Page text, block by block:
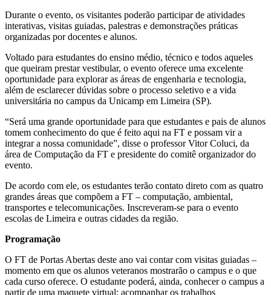
Durante o evento, os visitantes poderão participar de atividades
interativas, visitas guiadas, palestras e demonstrações práticas
organizadas por docentes e alunos.
Voltado para estudantes do ensino médio, técnico e todos aqueles
que queiram prestar vestibular, o evento oferece uma excelente
oportunidade para explorar as áreas de engenharia e tecnologia,
além de esclarecer dúvidas sobre o processo seletivo e a vida
universitária no campus da Unicamp em Limeira (SP).
“Será uma grande oportunidade para que estudantes e pais de alunos
tomem conhecimento do que é feito aqui na FT e possam vir a
integrar a nossa comunidade”, disse o professor Vitor Coluci, da
área de Computação da FT e presidente do comitê organizador do
evento.
De acordo com ele, os estudantes terão contato direto com as quatro
grandes áreas que compõem a FT – computação, ambiental,
transportes e telecomunicações. Inscreveram-se para o evento
escolas de Limeira e outras cidades da região.
Programação
O FT de Portas Abertas deste ano vai contar com visitas guiadas –
momento em que os alunos veteranos mostrarão o campus e o que
cada curso oferece. O estudante poderá, ainda, conhecer o campus a
partir de uma maquete virtual; acompanhar os trabalhos